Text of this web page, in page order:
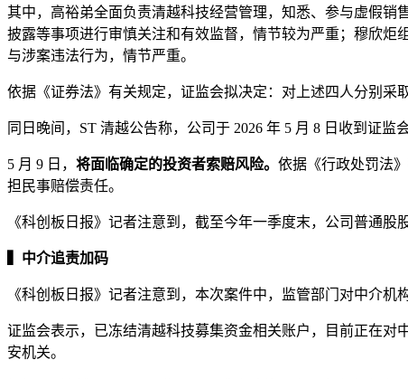
其中，高裕弟全面负责清越科技经营管理，知悉、参与虚假
披露等事项进行审慎关注和有效监督，情节较为严重；穆欣
与涉案违法行为，情节严重。
依据《证券法》有关规定，证监会拟决定：对上述四人分别采
同日晚间，ST 清越公告称，公司于 2026 年 5 月 8 日收到证
5 月 9 日， 将面临确定的投资者索赔风险。 依据《行政处罚法
担民事赔偿责任。
《科创板日报》记者注意到，截至今年一季度末，公司普通股
▍中介追责加码
《科创板日报》记者注意到，本次案件中，监管部门对中介
证监会表示，已冻结清越科技募集资金相关账户，目前正在
安机关。